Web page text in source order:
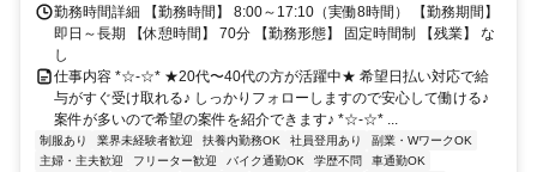
勤務時間詳細 【勤務時間】 8:00～17:10（実働8時間） 【勤務期間】
即日～長期 【休憩時間】 70分 【勤務形態】 固定時間制 【残業】 な
し
仕事内容 *☆-☆* ★20代〜40代の方が活躍中★ 希望日払い対応で給
与がすぐ受け取れる♪ しっかりフォローしますので安心して働ける♪
案件が多いので希望の案件を紹介できます♪ *☆-☆* ...
制服あり 業界未経験者歓迎 扶養内勤務OK 社員登用あり
副業・WワークOK
主婦・主夫歓迎
フリーター歓迎 バイク通勤OK 学歴不問
車通勤OK